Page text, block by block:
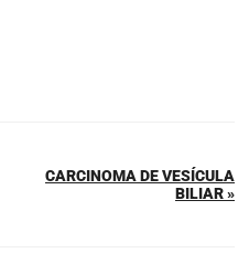
CARCINOMA DE VESÍCULA
BILIAR »